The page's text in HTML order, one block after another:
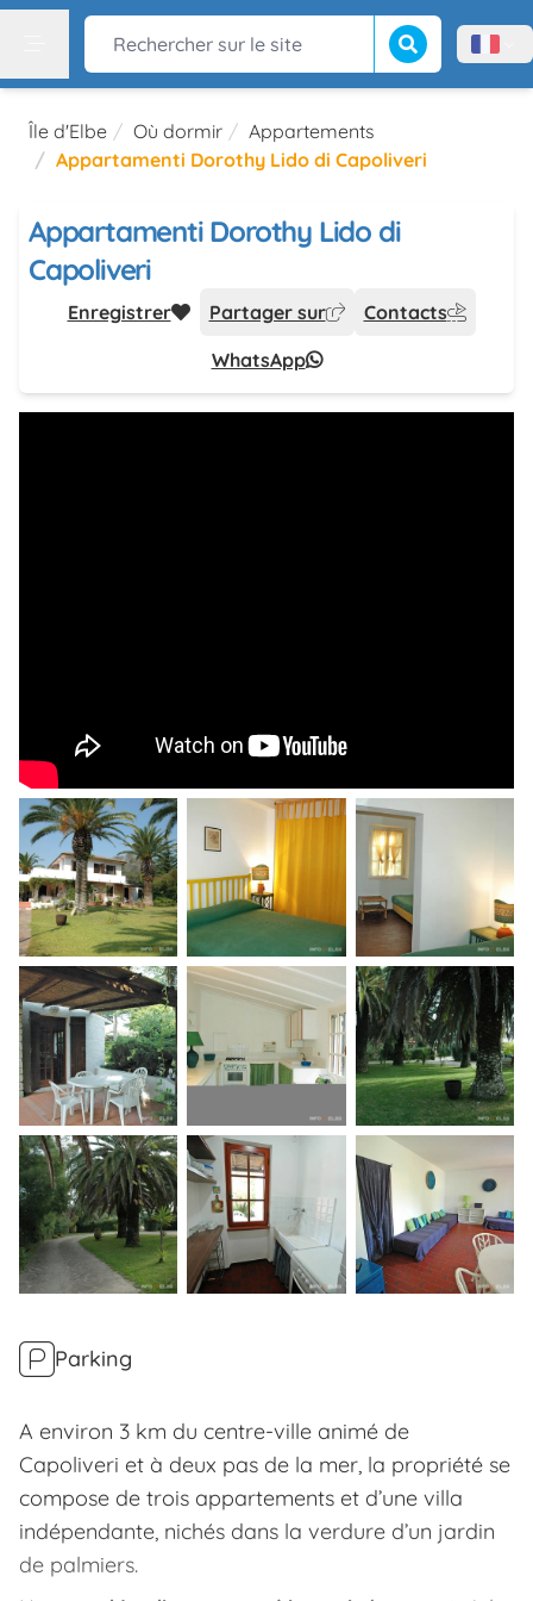
Rechercher sur le site Lancer la Menù
Île d'Elbe Où dormir
Appartements
Appartamenti Dorothy Lido di Capoliveri
Appartamenti Dorothy Lido di
Capoliveri
Enregistrer Partager sur
Contacts
WhatsApp
Parking
A environ 3 km du centre-ville animé de
Capoliveri et à deux pas de la mer, la propriété se
compose de trois appartements et d’une villa
indépendante, nichés dans la verdure d’un jardin
de palmiers.